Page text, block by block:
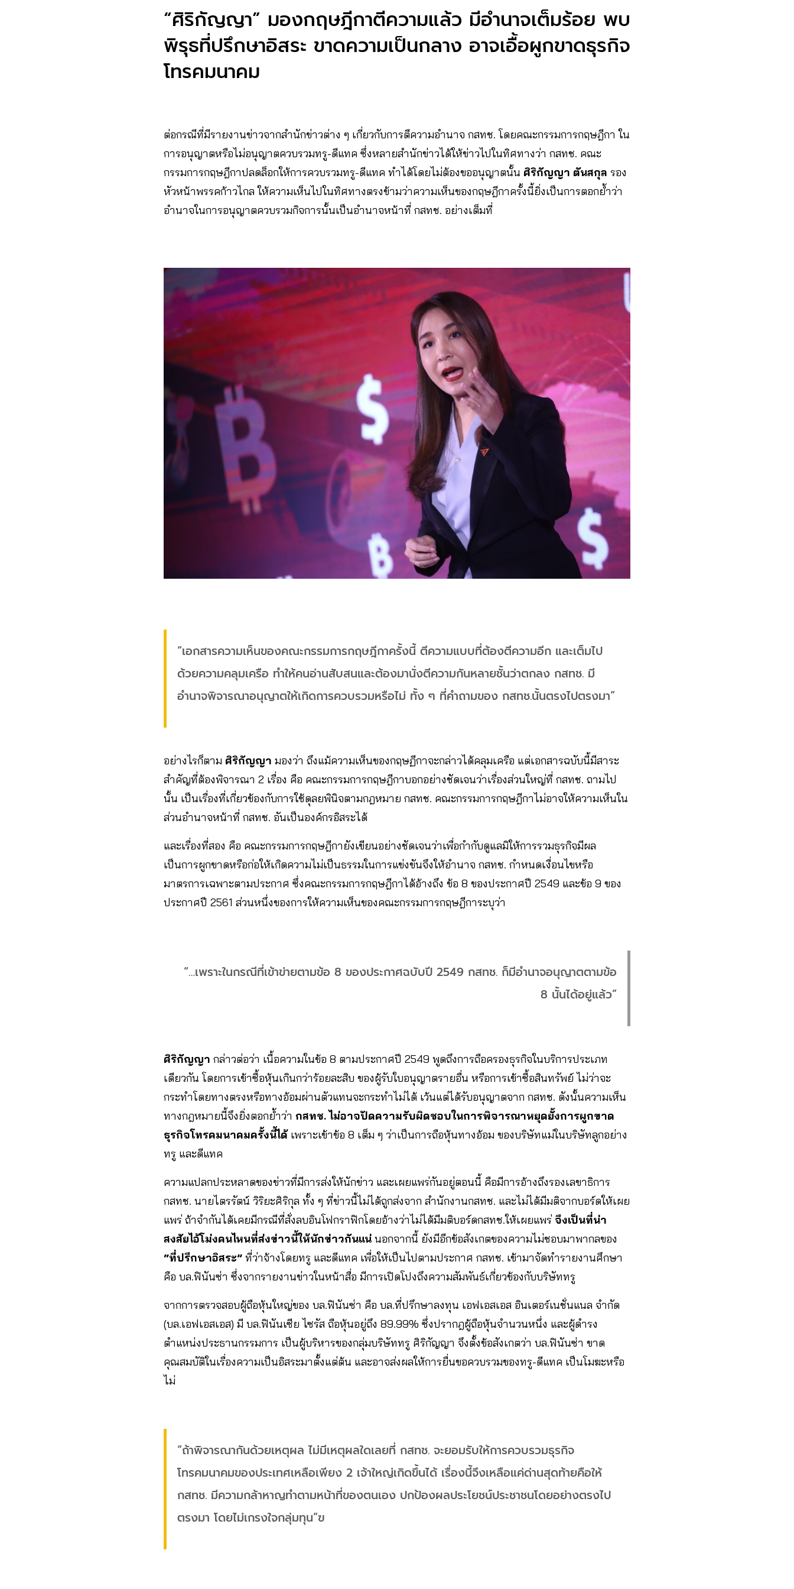
“ศิริกัญญา” มองกฤษฎีกาตีความแล้ว มีอำนาจเต็มร้อย พบ
พิรุธที่ปรึกษาอิสระ ขาดความเป็นกลาง อาจเอื้อผูกขาดธุรกิจ
โทรคมนาคม
ต่อกรณีที่มีรายงานข่าวจากสำนักข่าวต่าง ๆ เกี่ยวกับการตีความอำนาจ กสทช. โดยคณะกรรมการกฤษฎีกา ใน
การอนุญาตหรือไม่อนุญาตควบรวมทรู-ดีแทค ซึ่งหลายสำนักข่าวได้ให้ข่าวไปในทิศทางว่า กสทช. คณะ
กรรมการกฤษฎีกาปลดล็อกให้การควบรวมทรู-ดีแทค ทำได้โดยไม่ต้องขออนุญาตนั้น ศิริกัญญา ตันสกุล รอง
หัวหน้าพรรคก้าวไกล ให้ความเห็นไปในทิศทางตรงข้ามว่าความเห็นของกฤษฎีกาครั้งนี้ยิ่งเป็นการตอกย้ำว่า
อำนาจในการอนุญาตควบรวมกิจการนั้นเป็นอำนาจหน้าที่ กสทช. อย่างเต็มที่
“เอกสารความเห็นของคณะกรรมการกฤษฎีกาครั้งนี้ ตีความแบบที่ต้องตีความอีก และเต็มไป
ด้วยความคลุมเครือ ทำให้คนอ่านสับสนและต้องมานั่งตีความกันหลายชั้นว่าตกลง กสทช. มี
อำนาจพิจารณาอนุญาตให้เกิดการควบรวมหรือไม่ ทั้ง ๆ ที่คำถามของ กสทช.นั้นตรงไปตรงมา”
อย่างไรก็ตาม ศิริกัญญา มองว่า ถึงแม้ความเห็นของกฤษฏีกาจะกล่าวได้คลุมเครือ แต่เอกสารฉบับนี้มีสาระ
สำคัญที่ต้องพิจารณา 2 เรื่อง คือ คณะกรรมการกฤษฎีกาบอกอย่างชัดเจนว่าเรื่องส่วนใหญ่ที่ กสทช. ถามไป
นั้น เป็นเรื่องที่เกี่ยวข้องกับการใช้ดุลยพินิจตามกฎหมาย กสทช. คณะกรรมการกฤษฎีกาไม่อาจให้ความเห็นใน
ส่วนอำนาจหน้าที่ กสทช. อันเป็นองค์กรอิสระได้
และเรื่องที่สอง คือ คณะกรรมการกฤษฎีกายังเขียนอย่างชัดเจนว่าเพื่อกำกับดูแลมิให้การรวมธุรกิจมีผล
เป็นการผูกขาดหรือก่อให้เกิดความไม่เป็นธรรมในการแข่งขันจึงให้อำนาจ กสทช. กำหนดเงื่อนไขหรือ
มาตรการเฉพาะตามประกาศ ซึ่งคณะกรรมการกฤษฎีกาได้อ้างถึง ข้อ 8 ของประกาศปี 2549 และข้อ 9 ของ
ประกาศปี 2561 ส่วนหนึ่งของการให้ความเห็นของคณะกรรมการกฤษฎีการะบุว่า
“…เพราะในกรณีที่เข้าข่ายตามข้อ 8 ของประกาศฉบับปี 2549 กสทช. ก็มีอำนาจอนุญาตตามข้อ
8 นั้นได้อยู่แล้ว”
ศิริกัญญา กล่าวต่อว่า เนื้อความในข้อ 8 ตามประกาศปี 2549 พูดถึงการถือครองธุรกิจในบริการประเภท
เดียวกัน โดยการเข้าซื้อหุ้นเกินกว่าร้อยละสิบ ของผู้รับใบอนุญาตรายอื่น หรือการเข้าซื้อสินทรัพย์ ไม่ว่าจะ
กระทำโดยทางตรงหรือทางอ้อมผ่านตัวแทนจะกระทำไม่ได้ เว้นแต่ได้รับอนุญาตจาก กสทช. ดังนั้นความเห็น
ทางกฎหมายนี้จึงยิ่งตอกย้ำว่า กสทช. ไม่อาจปัดความรับผิดชอบในการพิจารณาหยุดยั้งการผูกขาด
ธุรกิจโทรคมนาคมครั้งนี้ได้เพราะเข้าข้อ 8 เต็ม ๆ ว่าเป็นการถือหุ้นทางอ้อม ของบริษัทแม่ในบริษัทลูกอย่าง
ทรู และดีแทค
ความแปลกประหลาดของข่าวที่มีการส่งให้นักข่าว และเผยแพร่กันอยู่ตอนนี้ คือมีการอ้างถึงรองเลขาธิการ
กสทช. นายไตรรัตน์ วิริยะศิริกุล ทั้ง ๆ ที่ข่าวนี้ไม่ได้ถูกส่งจาก สำนักงานกสทช. และไม่ได้มีมติจากบอร์ดให้เผย
แพร่ ถ้าจำกันได้เคยมีกรณีที่สั่งลบอินโฟกราฟิกโดยอ้างว่าไม่ได้มีมติบอร์ดกสทช.ให้เผยแพร่ จึงเป็นที่น่า
สงสัยไอ้โม่งคนไหนที่ส่งข่าวนี้ให้นักข่าวกันแน่ นอกจากนี้ ยังมีอีกข้อสังเกตของความไม่ชอบมาพากลของ
“ที่ปรึกษาอิสระ” ที่ว่าจ้างโดยทรู และดีแทค เพื่อให้เป็นไปตามประกาศ กสทช. เข้ามาจัดทำรายงานศึกษา
คือ บล.ฟินันซ่า ซึ่งจากรายงานข่าวในหน้าสื่อ มีการเปิดโปงถึงความสัมพันธ์เกี่ยวข้องกับบริษัททรู
จากการตรวจสอบผู้ถือหุ้นใหญ่ของ บล.ฟินันซ่า คือ บล.ที่ปรึกษาลงทุน เอฟเอสเอส อินเตอร์เนชั่นแนล จำกัด
(บล.เอฟเอสเอส) มี บล.ฟินันเซีย ไซรัส ถือหุ้นอยู่ถึง 89.99% ซึ่งปรากฎผู้ถือหุ้นจำนวนหนึ่ง และผู้ดำรง
ตำแหน่งประธานกรรมการ เป็นผู้บริหารของกลุ่มบริษัททรู ศิริกัญญา จึงตั้งข้อสังเกตว่า บล.ฟินันซ่า ขาด
คุณสมบัติในเรื่องความเป็นอิสระมาตั้งแต่ต้น และอาจส่งผลให้การยื่นขอควบรวมของทรู-ดีแทค เป็นโมฆะหรือ
ไม่
“ถ้าพิจารณากันด้วยเหตุผล ไม่มีเหตุผลใดเลยที่ กสทช. จะยอมรับให้การควบรวมธุรกิจ
โทรคมนาคมของประเทศเหลือเพียง 2 เจ้าใหญ่เกิดขึ้นได้ เรื่องนี้จึงเหลือแค่ด่านสุดท้ายคือให้
กสทช. มีความกล้าหาญทำตามหน้าที่ของตนเอง ปกป้องผลประโยชน์ประชาชนโดยอย่างตรงไป
ตรงมา โดยไม่เกรงใจกลุ่มทุน”ฃ